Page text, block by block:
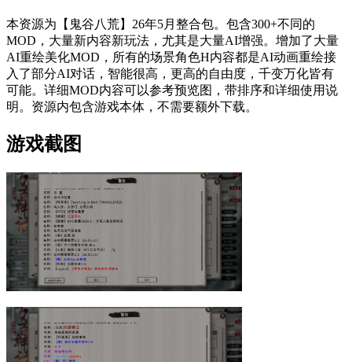
本资源为【鬼谷八荒】26年5月整合包。包含300+不同的
MOD，大量新内容新玩法，尤其是大量AI增强。增加了大量
AI重绘美化MOD，所有的场景角色H内容都是AI动画重绘接
入了部分AI对话，智能很高，更高的自由度，千变万化皆有
可能。详细MOD内容可以参考预览图，带排序和详细使用说
明。资源内包含游戏本体，不需要额外下载。
游戏截图